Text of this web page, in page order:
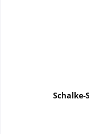
Schalke-